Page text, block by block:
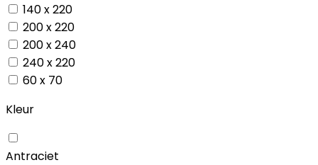
140 x 220
200 x 220
200 x 240
240 x 220
60 x 70
Kleur
Antraciet